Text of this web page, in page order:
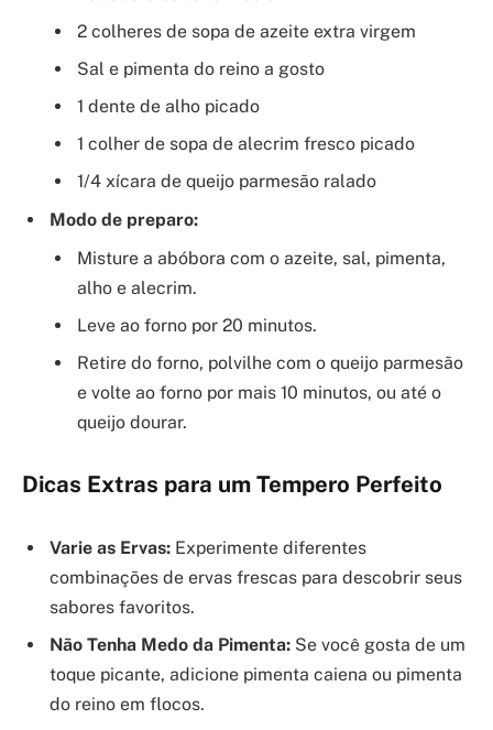
2 colheres de sopa de azeite extra virgem
Sal e pimenta do reino a gosto
1 dente de alho picado
1 colher de sopa de alecrim fresco picado
1/4 xícara de queijo parmesão ralado
Modo de preparo:
Misture a abóbora com o azeite, sal, pimenta,
alho e alecrim.
Leve ao forno por 20 minutos.
Retire do forno, polvilhe com o queijo parmesão
e volte ao forno por mais 10 minutos, ou até o
queijo dourar.
Dicas Extras para um Tempero Perfeito
Varie as Ervas: Experimente diferentes
combinações de ervas frescas para descobrir seus
sabores favoritos.
Não Tenha Medo da Pimenta: Se você gosta de um
toque picante, adicione pimenta caiena ou pimenta
do reino em flocos.